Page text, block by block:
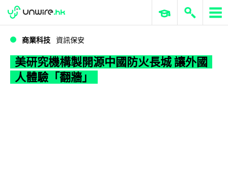
WWDC 2026 ERP 與商業 AI
商業科技 資訊保安
美研究機構製開源中國防火長城 讓外國
人體驗「翻牆」